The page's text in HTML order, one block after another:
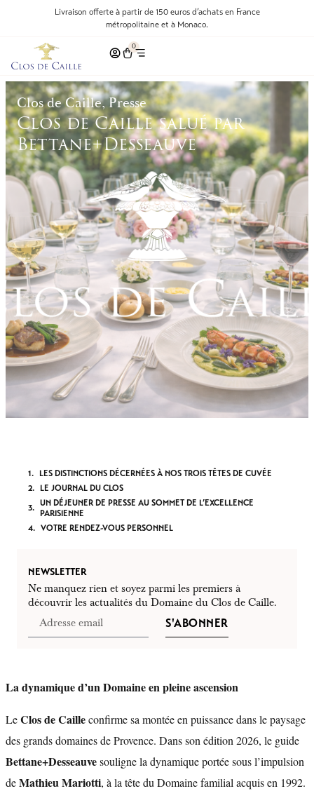
Livraison offerte à partir de 150 euros d’achats en France
métropolitaine et à Monaco.
0
Clos de Caille, Presse
Clos de Caille salué par
Bettane+Desseauve
LES DISTINCTIONS DÉCERNÉES À NOS TROIS TÊTES DE CUVÉE
LE JOURNAL DU CLOS
UN DÉJEUNER DE PRESSE AU SOMMET DE L’EXCELLENCE
PARISIENNE
VOTRE RENDEZ-VOUS PERSONNEL
NEWSLETTER
Ne manquez rien et soyez parmi les premiers à
découvrir les actualités du Domaine du Clos de Caille.
S'ABONNER
La dynamique d’un Domaine en pleine ascension
LeClos de Cailleconfirme sa montée en puissance dans le paysage
des grands domaines de Provence. Dans son édition 2026, le guide
Bettane+Desseauvesouligne la dynamique portée sous l’impulsion
deMathieu Mariotti, à la tête du Domaine familial acquis en 1992.